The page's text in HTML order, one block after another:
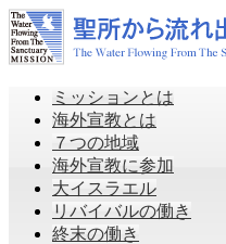
ミッションとは
海外宣教とは
７つの地域
海外宣教に参加
大イスラエル
リバイバルの働き
終末の働き